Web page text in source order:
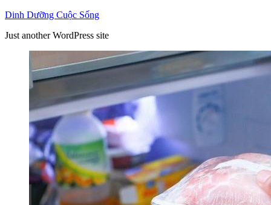
Skip
content
Dinh Dưỡng Cuộc Sống
Just another WordPress site